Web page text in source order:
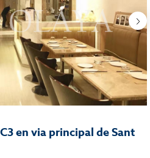
en via principal de Sant